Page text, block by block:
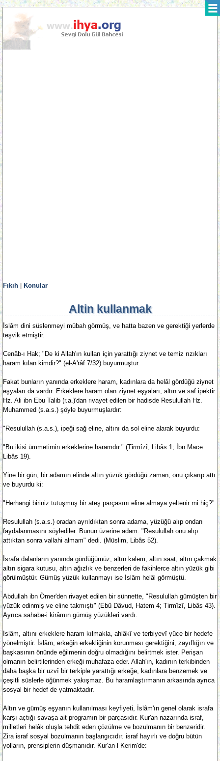
Fıkıh Konular
Altin kullanmak
İslâm dini süslenmeyi mübah görmüş, ve hatta bazen ve gerektiği yerlerde
teşvik etmiştir.
Cenâb-ı Hak; "De ki Allah'ın kulları için yarattığı ziynet ve temiz rızıkları
haram kılan kimdir?" (el-A'râf 7/32) buyurmuştur.
Fakat bunların yanında erkeklere haram, kadınlara da helâl gördüğü ziynet
eşyaları da vardır. Erkeklere haram olan ziynet eşyaları, altın ve saf ipektir.
Hz. Ali ibn Ebu Talib (r.a.)'dan rivayet edilen bir hadisde Resulullah Hz.
Muhammed (s.a.s.) şöyle buyurmuşlardır:
"Resulullah (s.a.s.), ipeği sağ eline, altını da sol eline alarak buyurdu:
"Bu ikisi ümmetimin erkeklerine haramdır." (Tirmîzî, Libâs 1; İbn Mace
Libâs 19).
Yine bir gün, bir adamın elinde altın yüzük gördüğü zaman, onu çıkarıp attı
ve buyurdu ki:
"Herhangi biriniz tutuşmuş bir ateş parçasını eline almaya yeltenir mi hiç?"
Resulullah (s.a.s.) oradan ayrıldıktan sonra adama, yüzüğü alıp ondan
faydalanmasını söylediler. Bunun üzerine adam: "Resulullah onu alıp
attıktan sonra vallahi almam" dedi. (Müslim, Libâs 52).
İsrafa dalanların yanında gördüğümüz, altın kalem, altın saat, altın çakmak
altın sigara kutusu, altın ağızlık ve benzerleri de fakihlerce altın yüzük gibi
görülmüştür. Gümüş yüzük kullanmayı ise İslâm helâl görmüştü.
Abdullah ibn Ömer'den rivayet edilen bir sünnette, "Resulullah gümüşten bir
yüzük edinmiş ve eline takmıştı" (Ebû Dâvud, Hatem 4; Tirmîzî, Libâs 43).
Ayrıca sahabe-i kirâmın gümüş yüzükleri vardı.
İslâm, altını erkeklere haram kılmakla, ahlâkî ve terbiyevî yüce bir hedefe
yönelmiştir. İslâm, erkeğin erkekliğinin korunması gerektiğini, zayıflığın ve
başkasının önünde eğilmenin doğru olmadığını belirtmek ister. Perişan
olmanın belirtilerinden erkeği muhafaza eder. Allah'ın, kadının terkibinden
daha başka bir uzvî bir terkiple yarattığı erkeğe, kadınlara benzemek ve
çeşitli süslerle öğünmek yakışmaz. Bu haramlaştırmanın arkasında ayrıca
sosyal bir hedef de yatmaktadır.
Altın ve gümüş eşyanın kullanılması keyfiyeti, İslâm'ın genel olarak israfa
karşı açtığı savaşa ait programın bir parçasıdır. Kur'an nazarında israf,
milletleri helâk oluşla tehdit eden çözülme ve bozulmanın bir benzeridir.
Zira israf sosyal bozulmanın başlangıcıdır. israf hayırlı ve doğru bütün
yolların, prensiplerin düşmanıdır. Kur'an-l Kerim'de: